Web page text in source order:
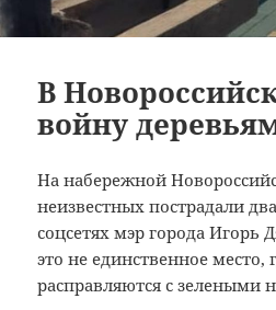
В
войну
На набережной
неизвестных пострадали
соцсетях мэр города Игорь
это не единственное место,
расправляются с зелеными